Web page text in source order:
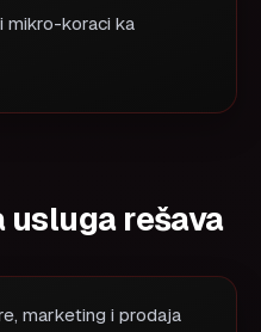
mikro-koraci ka
usluga rešava
marketing i prodaja